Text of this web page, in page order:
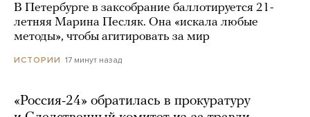
В Петербурге в заксобрание баллотируется 21-
летняя Марина Песляк. Она «искала любые
методы», чтобы агитировать за мир
ИСТОРИИ 17 минут назад
«Россия-24» обратилась в прокуратуру